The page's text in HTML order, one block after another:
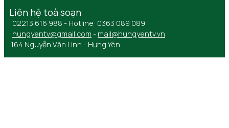
Liên hệ toà soạn
02213 616 988 - Hotline: 0363 089 089
hungyentv@gmail.com - mail@hungyentv.vn
164 Nguyễn Văn Linh - Hưng Yên